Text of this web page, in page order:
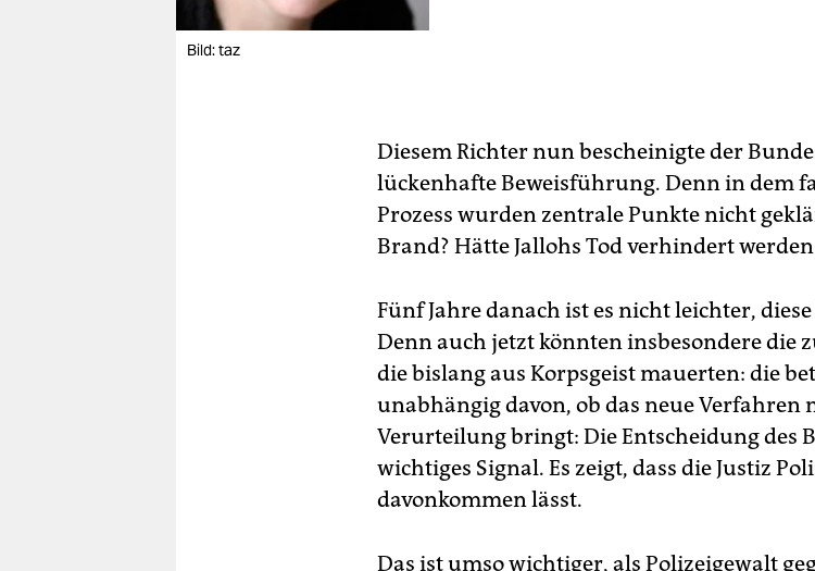
Bild: taz
Diesem Richter nun bescheinigte der
lückenhafte Beweisführung. Denn in dem
Prozess wurden zentrale Punkte nicht
Brand? Hätte Jallohs Tod verhindert
Fünf Jahre danach ist es nicht leichter,
Denn auch jetzt könnten insbesondere die
die bislang aus Korpsgeist mauerten: die
unabhängig davon, ob das neue Verfahren
Verurteilung bringt: Die Entscheidung des
wichtiges Signal. Es zeigt, dass die Justiz
davonkommen lässt.
Das ist umso wichtiger, als Polizeigewalt